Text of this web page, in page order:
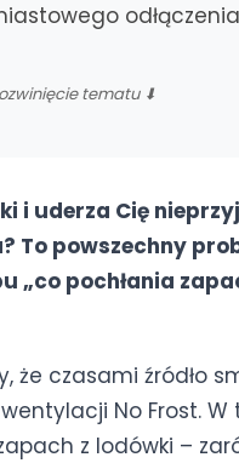
tematu ⬇
i uderza Cię
To powszechny
„co pochłania
że czasami źródło
No Frost.
z lodówki –